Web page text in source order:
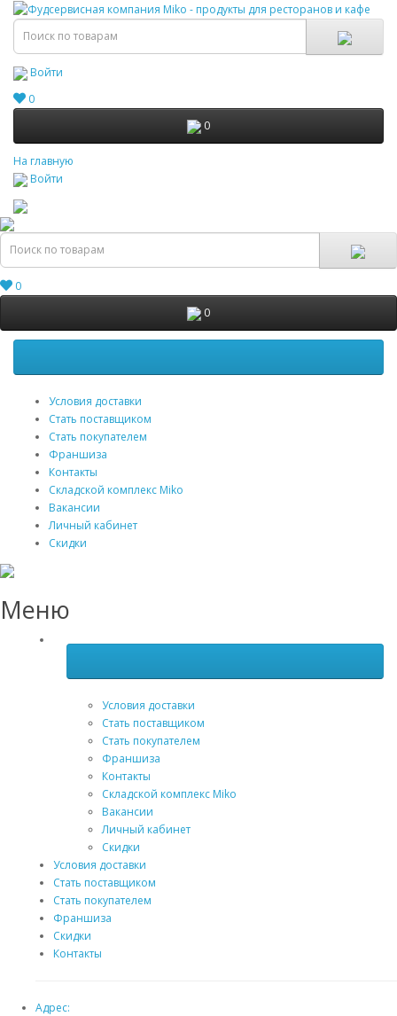
Войти
0
0
На главную
Войти
0
0
Условия доставки
Стать поставщиком
Стать покупателем
Франшиза
Контакты
Складской комплекс Miko
Вакансии
Личный кабинет
Скидки
Меню
Условия доставки
Стать поставщиком
Стать покупателем
Франшиза
Контакты
Складской комплекс Miko
Вакансии
Личный кабинет
Скидки
Условия доставки
Стать поставщиком
Стать покупателем
Франшиза
Скидки
Контакты
Адрес: